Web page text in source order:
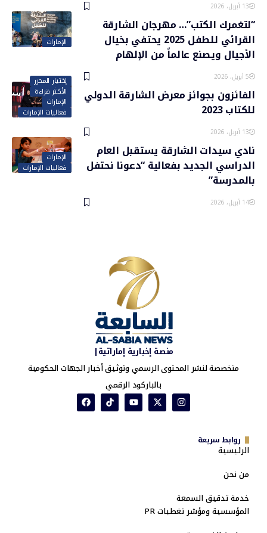
13 أبريل، 2026
الإمارات
“لتغمرك الكتب”… مهرجان الشارقة
القرائي للطفل 2025 يحتفي بخيال
الأجيال ويصنع عالماً من الإلهام
5 أبريل، 2026
إختيار المحرر
الأكثر قراءة
الإمارات
فعاليات الإمارات
الفائزون بجوائز معرض الشارقة الدولي
للكتاب 2023
13 أبريل، 2026
الإمارات
فعاليات الإمارات
نادي سيدات الشارقة يستقبل العام
الدراسي الجديد بفعالية “دعونا نحتفل
بالمدرسة”
14 أبريل، 2026
منصة إخبارية إماراتية|
متخصصة لنشر المحتوى الرسمي وتوثيق أخبار الجهات الحكومية
بالباركود الرقمي
روابط سريعة
الرئيسية
من نحن
خدمة تدقيق السمعة
المؤسسية ومؤشر تغطيات PR